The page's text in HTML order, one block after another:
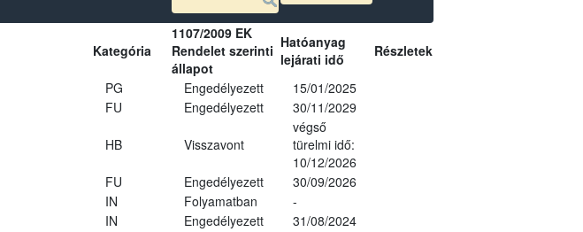
Kategória
1107/2009 EK
Rendelet szerinti
állapot
Hatóanyag
lejárati idő
Részletek
PG Engedélyezett
15/01/2025
FU Engedélyezett 30/11/2029
HB Visszavont
végső
türelmi idő:
10/12/2026
FU Engedélyezett
30/09/2026
IN Folyamatban
-
IN Engedélyezett
31/08/2024